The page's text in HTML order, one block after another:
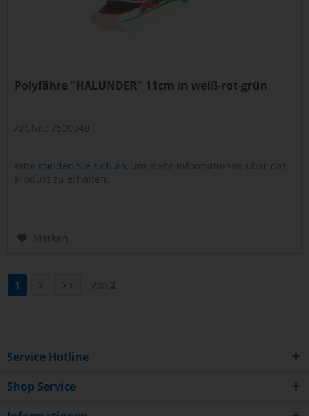
Polyfähre "HALUNDER" 11cm in weiß-rot-grün
Art.Nr.: 7500040
Bitte melden Sie sich an, um mehr Informationen über das
Produkt zu erhalten.
Merken
1 von 2
Service Hotline
Shop Service